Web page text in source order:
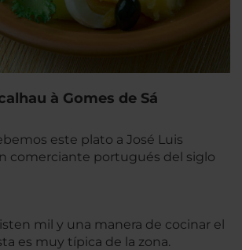
à Gomes de Sá
este plato a José Luis
comerciante portugués del siglo
mil y una manera de cocinar el
es muy típica de la zona.